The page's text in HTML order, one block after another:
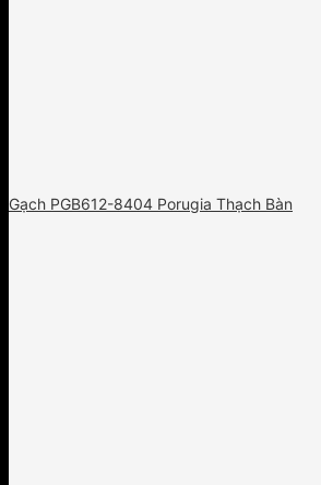
Gạch PGB612-8404 Porugia Thạch Bàn